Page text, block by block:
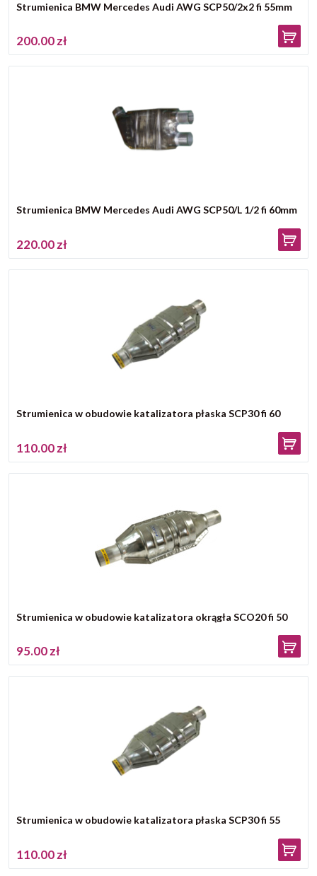
Strumienica BMW Mercedes Audi AWG SCP50/2x2 fi 55mm
200.00 zł
Strumienica BMW Mercedes Audi AWG SCP50/L 1/2 fi 60mm
220.00 zł
Strumienica w obudowie katalizatora płaska SCP30 fi 60
110.00 zł
Strumienica w obudowie katalizatora okrągła SCO20 fi 50
95.00 zł
Strumienica w obudowie katalizatora płaska SCP30 fi 55
110.00 zł